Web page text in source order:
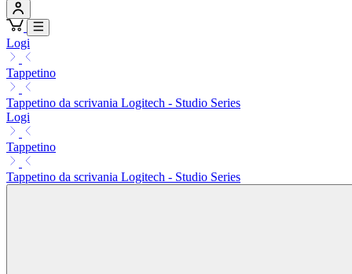
Logi
Tappetino
Tappetino da scrivania Logitech - Studio Series
Logi
Tappetino
Tappetino da scrivania Logitech - Studio Series